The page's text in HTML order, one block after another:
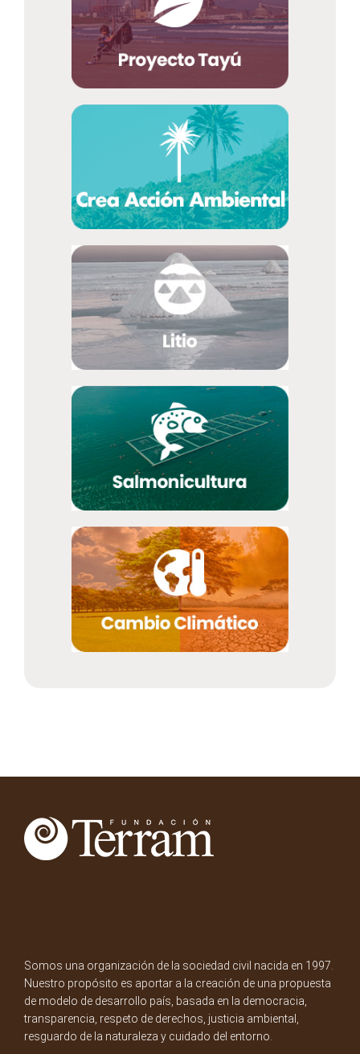
Somos una organización de la sociedad civil nacida en 1997.
Nuestro propósito es aportar a la creación de una propuesta
de modelo de desarrollo país, basada en la democracia,
transparencia, respeto de derechos, justicia ambiental,
resguardo de la naturaleza y cuidado del entorno.